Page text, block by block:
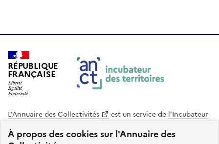
À propos des cookies sur l'Annuaire des
RÉPUBLIQUE
FRANÇAISE
L'Annuaire des Collectivités est un service de l'Incubateur
des Territoires
Cohésion des Territoires
. Le code source de ce site web